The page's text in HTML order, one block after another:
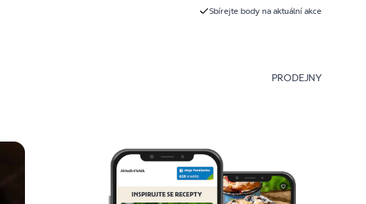
Sbírejte body na aktuální akce
PRODEJNY